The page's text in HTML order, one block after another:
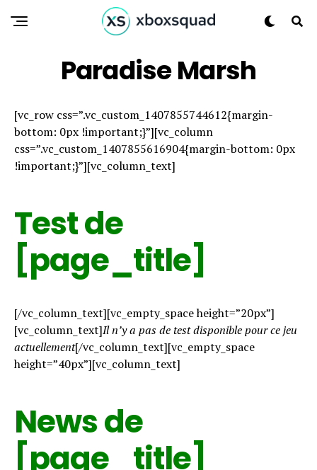
Paradise Marsh
[vc_row css=”.vc_custom_1407855744612{margin-
bottom: 0px !important;}”][vc_column
css=”.vc_custom_1407855616904{margin-bottom: 0px
!important;}”][vc_column_text]
Test de
[page_title]
[/vc_column_text][vc_empty_space height=”20px”]
[vc_column_text]Il n’y a pas de test disponible pour ce jeu
actuellement[/vc_column_text][vc_empty_space
height=”40px”][vc_column_text]
News de
[page_title]